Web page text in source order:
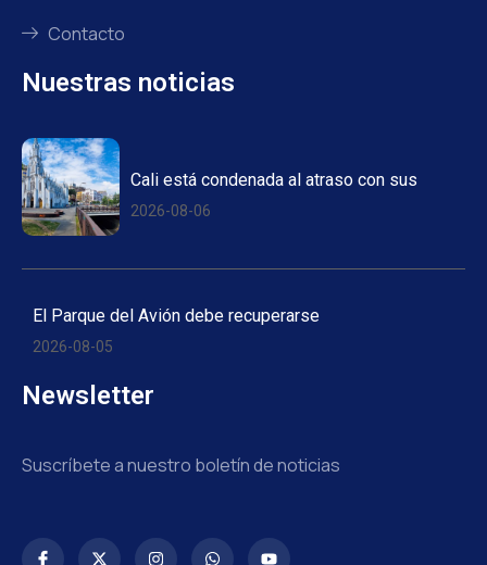
Contacto
Nuestras noticias
Cali está condenada al atraso con sus
2026-08-06
El Parque del Avión debe recuperarse
2026-08-05
Newsletter
Suscríbete a nuestro boletín de noticias